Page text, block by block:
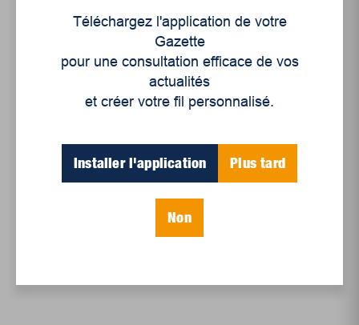
Le sport professionnel féminin : en mouvement,
Et les politiques peinent à suivre
Le sommeil, nouveau défi de santé publique
Mots-clés
minimalisme
Téléchargez l'application de votre
Gazette
pour une consultation efficace de vos
actualités
et créer votre fil personnalisé.
Installer l'application Plus tard
Non